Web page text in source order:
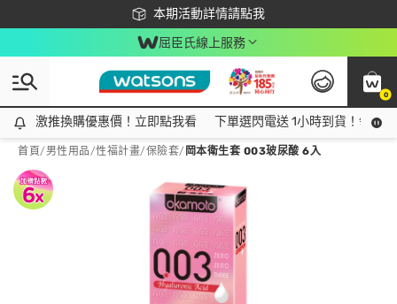
本期活動詳情請點我
下載app最高回饋$350
屈臣氏線上服務
0
激推換購優惠價！立即點我看
激推換購優惠價！立即點我看 下單選閃電送 1小時到貨！領神
首頁/ 男性用品/性福計畫/保險套/ 岡本衛生套 003玻尿酸 6入